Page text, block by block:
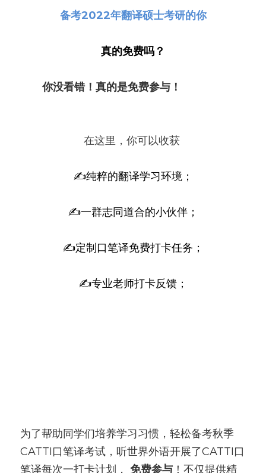
备考2022年翻译硕士考研的你
真的免费吗？
你没看错！真的是免费参与！
在这里，你可以收获
✍纯粹的翻译学习环境；
✍一群志同道合的小伙伴；
✍定制口笔译免费打卡任务；
✍专业老师打卡反馈；
为了帮助同学们培养学习习惯，轻松备考秋季
CATTI口笔译考试，听世界外语开展了CATTI口
笔译每次一打卡计划， 免费参与 ！不仅提供精